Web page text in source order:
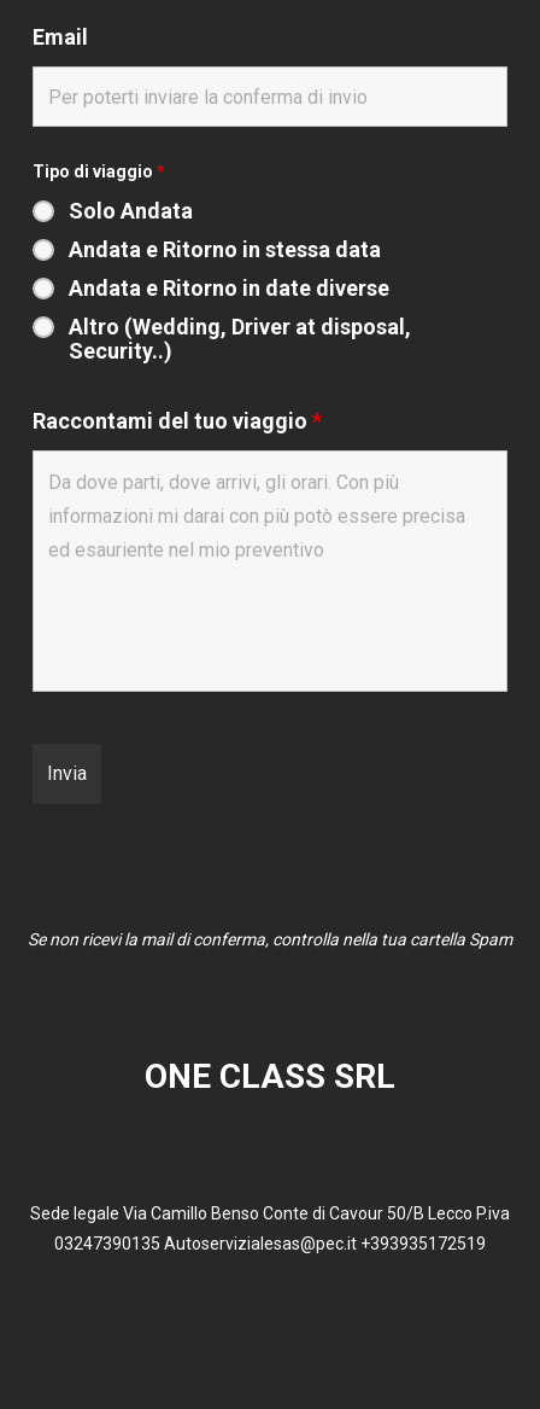
Email
Tipo di viaggio*
Solo Andata
Andata e Ritorno in stessa data
Andata e Ritorno in date diverse
Altro (Wedding, Driver at disposal,
Security..)
Raccontami del tuo viaggio*
Se non ricevi la mail di conferma, controlla nella tua cartella Spam
ONE CLASS SRL
Sede legale Via Camillo Benso Conte di Cavour 50/B Lecco P.iva
03247390135 Autoservizialesas@pec.it +393935172519